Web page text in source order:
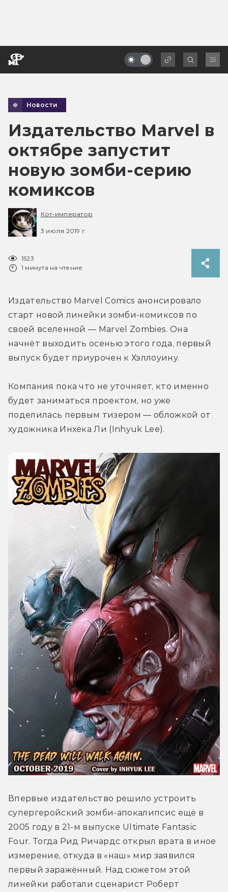
Новости
Издательство Marvel в
октябре запустит
новую зомби-серию
комиксов
Кот-император
3 июля 2019 г.
1523
1 минута на чтение
Издательство Marvel Comics анонсировало
старт новой линейки зомби-комиксов по
своей вселенной — Marvel Zombies. Она
начнёт выходить осенью этого года, первый
выпуск будет приурочен к Хэллоуину.
Компания пока что не уточняет, кто именно
будет заниматься проектом, но уже
поделилась первым тизером — обложкой от
художника Инхёка Ли (Inhyuk Lee).
Впервые издательство решило устроить
супергеройский зомби-апокалипсис ещё в
2005 году в 21-м выпуске Ultimate Fantasic
Four. Тогда Рид Ричардс открыл врата в иное
измерение, откуда в «наш» мир заявился
первый заражённый. Над сюжетом этой
линейки работали сценарист Роберт